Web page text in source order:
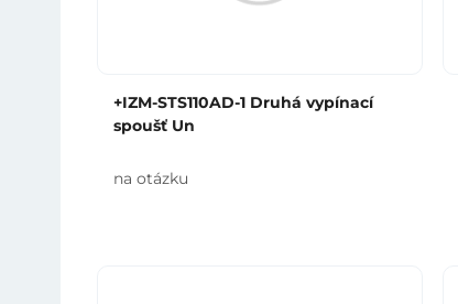
+IZM-STS110AD-1 Druhá vypínací
spoušť Un
na otázku